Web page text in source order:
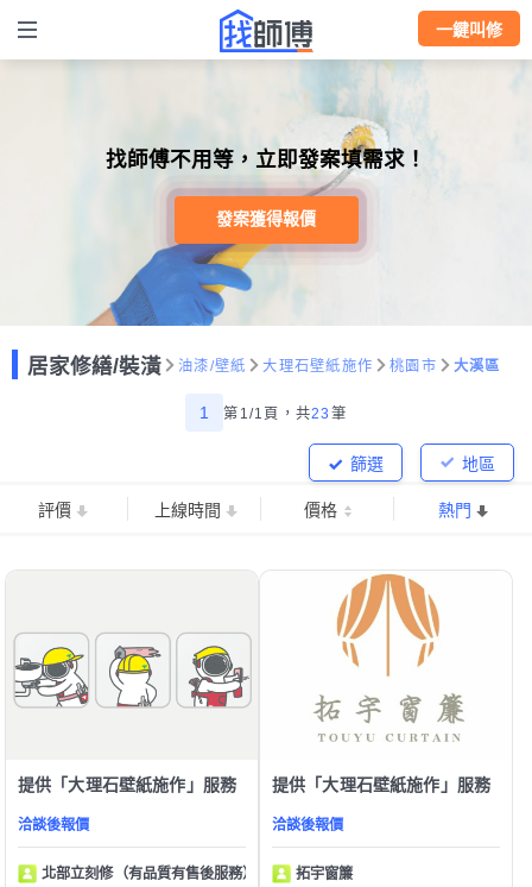
一鍵叫修
找師傅不用等，立即發案填需求！
發案獲得報價
居家修繕/裝潢 油漆/壁紙 大理石壁紙施作 桃園市 大溪區
1 第1/1頁， 共23 筆
地區
篩選
評價 上線時間 價格 熱門
提供「大理石壁紙施作」服務
洽談後報價
北部立刻修（有品質有售後服務）
提供「大理石壁紙施作」服務
洽談後報價
拓宇窗簾